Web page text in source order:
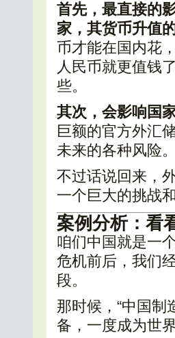
首先，最直接的
家，其货币升值
币才能在国内花
人民币就更值钱
些。
其次，会影响国
巨额的官方外汇
未来的各种风险
不过话说回来，
一个巨大的挑战
案例分析：看
咱们中国就是一
危机前后，我们
段。
那时候，“中国制
备，一度成为世